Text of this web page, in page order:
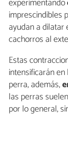
experimentando
imprescindibles
ayudan a dilatar
cachorros al
Estas
intensificarán
perra, además,
las perras
por lo general,